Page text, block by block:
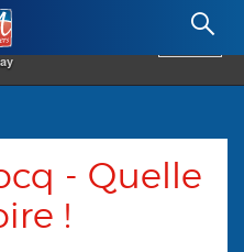
Angers.fr : Retour à l'accueil
- Quelle
!